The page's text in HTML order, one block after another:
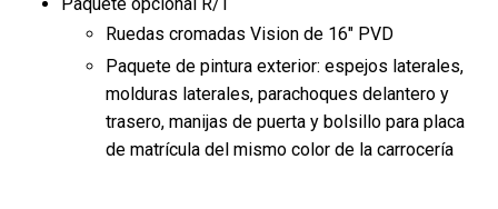
Paquete opcional R/T
Ruedas cromadas Vision de 16″ PVD
Paquete de pintura exterior: espejos laterales,
molduras laterales, parachoques delantero y
trasero, manijas de puerta y bolsillo para placa
de matrícula del mismo color de la carrocería